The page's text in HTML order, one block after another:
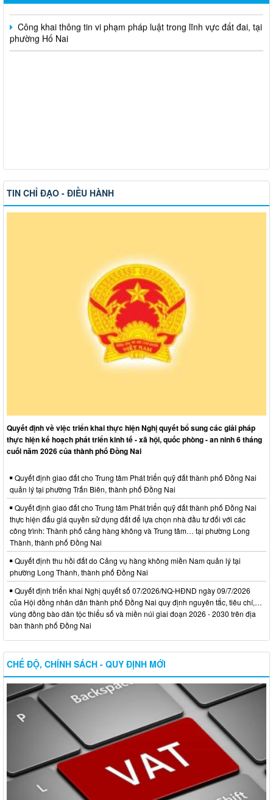
phường Hố Nai
TIN CHỈ ĐẠO - ĐIỀU HÀNH
Quyết định về việc triển khai thực hiện Nghị quyết bổ sung các giải pháp
thực hiện kế hoạch phát triển kinh tế - xã hội, quốc phòng - an ninh 6 tháng
cuối năm 2026 của thành phố Đồng Nai
Quyết định giao đất cho Trung tâm Phát triển quỹ đất thành phố Đồng Nai
quản lý tại phường Trấn Biên, thành phố Đồng Nai
Quyết định giao đất cho Trung tâm Phát triển quỹ đất thành phố Đồng Nai
thực hiện đấu giá quyền sử dụng đất để lựa chọn nhà đầu tư đối với các
công trình: Thành phố cảng hàng không và Trung tâm… tại phường Long
Thành, thành phố Đồng Nai
Quyết định thu hồi đất do Cảng vụ hàng không miền Nam quản lý tại
phường Long Thành, thành phố Đồng Nai
Quyết định triển khai Nghị quyết số 07/2026/NQ-HĐND ngày 09/7/2026
của Hội đồng nhân dân thành phố Đồng Nai quy định nguyên tắc, tiêu chí,…
vùng đồng bào dân tộc thiểu số và miền núi giai đoạn 2026 - 2030 trên địa
bàn thành phố Đồng Nai
CHẾ ĐỘ, CHÍNH SÁCH - QUY ĐỊNH MỚI